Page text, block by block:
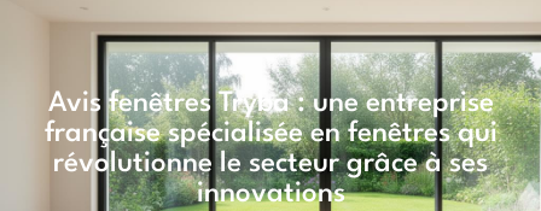
Avis fenêtres Tryba : une entreprise
française spécialisée en fenêtres qui
révolutionne le secteur grâce à ses
innovations